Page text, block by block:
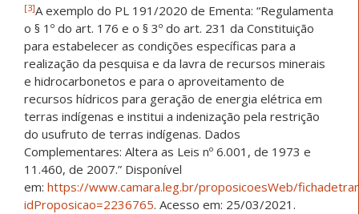
[3]A exemplo do PL 191/2020 de Ementa: “Regulamenta
o § 1º do art. 176 e o § 3º do art. 231 da Constituição
para estabelecer as condições específicas para a
realização da pesquisa e da lavra de recursos minerais
e hidrocarbonetos e para o aproveitamento de
recursos hídricos para geração de energia elétrica em
terras indígenas e institui a indenização pela restrição
do usufruto de terras indígenas. Dados
Complementares: Altera as Leis nº 6.001, de 1973 e
11.460, de 2007.” Disponível
em: https://www.camara.leg.br/proposicoesWeb/
idProposicao=2236765. Acesso em: 25/03/2021.